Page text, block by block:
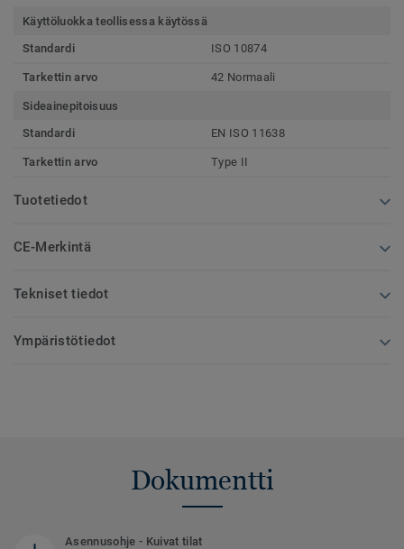
Käyttöluokka teollisessa käytössä
Standardi
ISO 10874
Tarkettin arvo 42 Normaali
Sideainepitoisuus
Standardi
EN ISO 11638
Tarkettin arvo Type II
Tuotetiedot
CE-Merkintä
Tekniset tiedot
Ympäristötiedot
Dokumentti
Asennusohje - Kuivat tilat